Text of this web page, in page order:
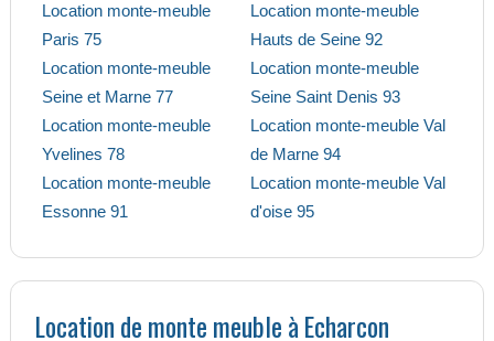
Location monte-meuble
Paris 75
Location monte-meuble
Seine et Marne 77
Location monte-meuble
Yvelines 78
Location monte-meuble
Essonne 91
Location monte-meuble
Hauts de Seine 92
Location monte-meuble
Seine Saint Denis 93
Location monte-meuble Val
de Marne 94
Location monte-meuble Val
d'oise 95
Location de monte meuble à Echarcon